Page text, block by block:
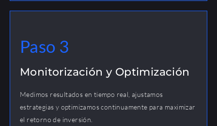
Paso 3
Monitorización y Optimización
Medimos resultados en tiempo real, ajustamos
estrategias y optimizamos continuamente para maximizar
el retorno de inversión.